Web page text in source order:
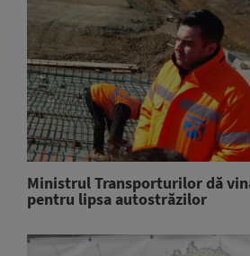
Ministrul Transporturilor dă
pentru lipsa autostrăzilor